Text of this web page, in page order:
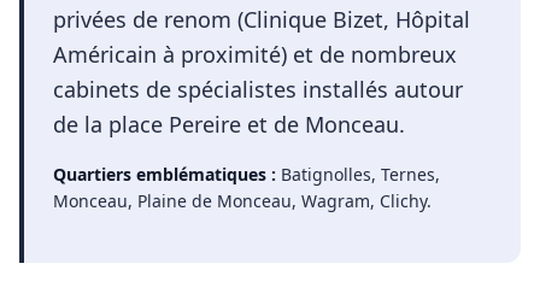
privées de renom (Clinique Bizet, Hôpital
Américain à proximité) et de nombreux
cabinets de spécialistes installés autour
de la place Pereire et de Monceau.
Quartiers emblématiques : Batignolles, Ternes,
Monceau, Plaine de Monceau, Wagram, Clichy.